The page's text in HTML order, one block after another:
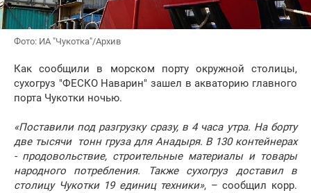
Фото: ИА "Чукотка"/Архив
Как сообщили в морском порту окружной столицы,
сухогруз "ФЕСКО Наварин" зашел в акваторию главного
порта Чукотки ночью.
«Поставили под разгрузку сразу, в 4 часа утра. На борту
две тысячи тонн груза для Анадыря. В 130 контейнерах
- продовольствие, строительные материалы и товары
народного потребления. Также сухогруз доставил в
столицу Чукотки 19 единиц техники», – сообщил корр.